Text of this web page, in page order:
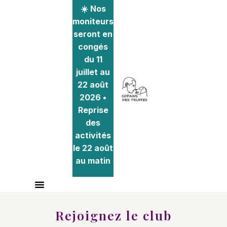
☀️ Nos
moniteurs
seront en
congés
du 11
juillet au
22 août
2026 •
Reprise
des
activités
le 22 août
au matin
Rejoignez le club